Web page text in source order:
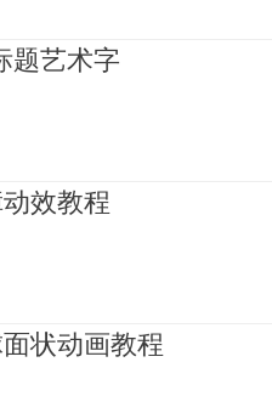
题艺术字
效教程
状动画教程